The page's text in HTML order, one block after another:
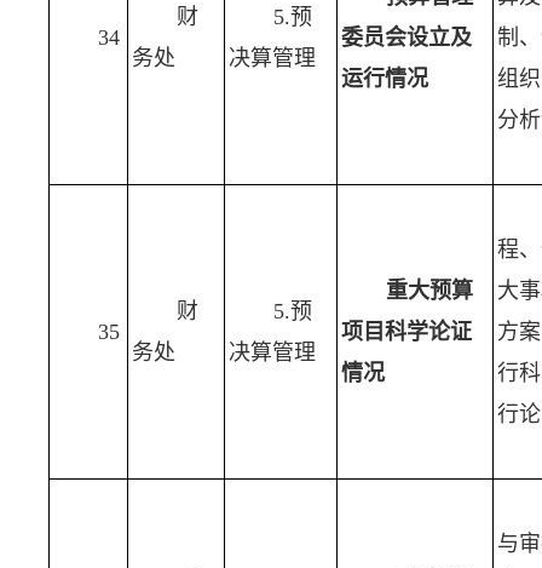
34
财
务处
5.预
决算管理
委员会设立及
运行情况
制
组
分
35
财
务处
5.预
决算管理
重大预算
项目科学论证
情况
程
大
方
行
行
与